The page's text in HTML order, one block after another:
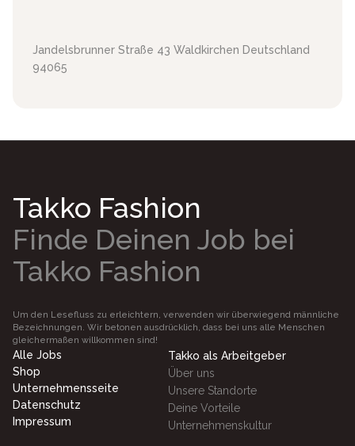
Jandelsbrunner Straße 43 Waldkirchen Deutschland
94065
Takko Fashion
Finde Deinen Job bei
Takko Fashion
Um den Lesefluss zu erleichtern, verwenden wir überwiegend männliche
Bezeichnungen. Wir betonen ausdrücklich, dass bei uns alle Menschen
gleichermaßen willkommen sind!
Alle Jobs
Shop
Unternehmensseite
Datenschutz
Impressum
Takko als Arbeitgeber
Über uns
Unsere Standorte
Deine Vorteile
Unternehmenskultur